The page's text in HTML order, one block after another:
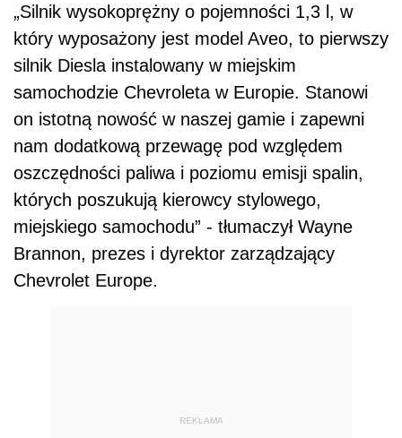
„Silnik wysokoprężny o pojemności 1,3 l, w
który wyposażony jest model Aveo, to pierwszy
silnik Diesla instalowany w miejskim
samochodzie Chevroleta w Europie. Stanowi
on istotną nowość w naszej gamie i zapewni
nam dodatkową przewagę pod względem
oszczędności paliwa i poziomu emisji spalin,
których poszukują kierowcy stylowego,
miejskiego samochodu” - tłumaczył Wayne
Brannon, prezes i dyrektor zarządzający
Chevrolet Europe.
REKLAMA